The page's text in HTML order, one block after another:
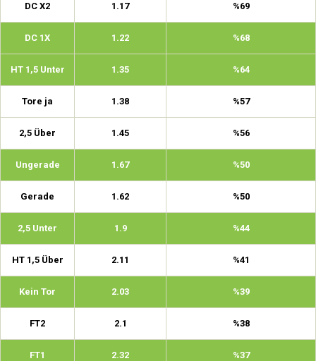
DC X2 1.17 %69
DC 1X 1.22 %68
HT 1,5 Unter 1.35 %64
Tore ja 1.38 %57
2,5 Über 1.45 %56
Ungerade 1.67 %50
Gerade 1.62 %50
2,5 Unter 1.9 %44
HT 1,5 Über 2.11 %41
Kein Tor 2.03 %39
FT2 2.1 %38
FT1 2.32 %37